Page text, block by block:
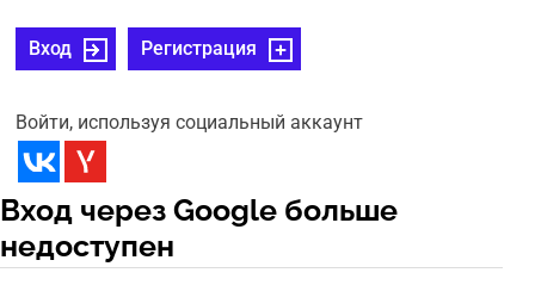
Вход Регистрация
Войти, используя социальный аккаунт
Вход через Google больше
недоступен